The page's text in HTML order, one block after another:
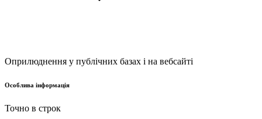
Оприлюднення у публічних базах і на вебсайті
Особлива інформація
Точно в строк